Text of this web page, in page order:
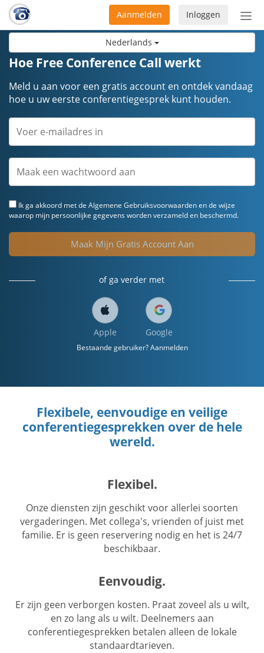
Nederlands
Inloggen
Aanmelden
Hoe Free Conference Call werkt
Meld u aan voor een gratis account en ontdek vandaag
hoe u uw eerste conferentiegesprek kunt houden.
Ik ga akkoord met de Algemene Gebruiksvoorwaardenen de wijze
waarop mijn persoonlijke gegevens worden verzameld en beschermd.
Maak Mijn Gratis Account Aan
of ga verder met
Apple Google
Bestaande gebruiker? Aanmelden
Flexibele, eenvoudige en veilige
conferentiegesprekken over de hele
wereld.
Flexibel.
Onze diensten zijn geschikt voor allerlei soorten
vergaderingen. Met collega's, vrienden of juist met
familie. Er is geen reservering nodig en het is 24/7
beschikbaar.
Eenvoudig.
Er zijn geen verborgen kosten. Praat zoveel als u wilt,
en zo lang als u wilt. Deelnemers aan
conferentiegesprekken betalen alleen de lokale
standaardtarieven.